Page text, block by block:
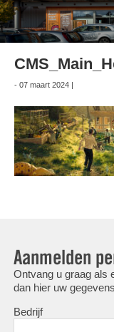
- 07 maart 2024 |
Aanmelden
Ontvang u graag als
dan hier uw
Bedrijf